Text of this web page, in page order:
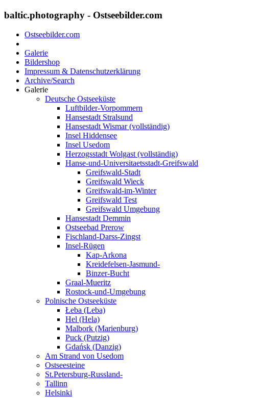
baltic.photography - Ostseebilder.com
Ostseebilder.com
Galerie
Bildershop
Impressum & Datenschutzerklärung
Archive/Search
Galerie
Deutsche Ostseeküste
Luftbilder-Vorpommern
Hansestadt Stralsund
Hansestadt Wismar (vollständig)
Insel Hiddensee
Insel Usedom
Herzogsstadt Wolgast (vollständig)
Hanse-und-Universitaetsstadt-Greifswald
Greifswald-Stadt
Greifswald Wieck
Greifswald-im-Winter
Greifswald Test
Greifswald Umgebung
Hansestadt Demmin
Ostseebad Prerow
Fischland-Darss-Zingst
Insel-Rügen
Kap-Arkona
Kreidefelsen-Jasmund-
Binzer-Bucht
Graal-Mueritz
Rostock-und-Umgebung
Polnische Ostseeküste
Łeba (Leba)
Hel (Hela)
Malbork (Marienburg)
Puck (Putzig)
Gdańsk (Danzig)
Am Strand von Usedom
Ostseesteine
St.Petersburg-Russland-
Tallinn
Helsinki